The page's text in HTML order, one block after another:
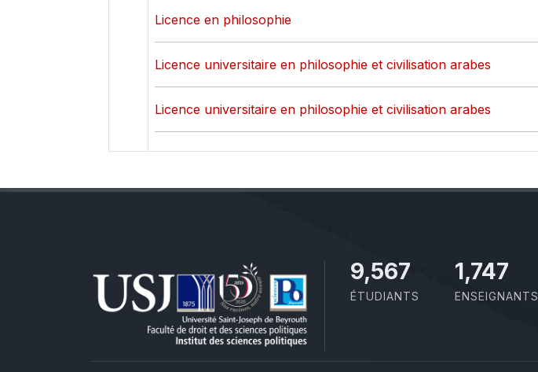
Licence en philosophie
Licence universitaire en philosophie et civilisation arabes
Licence universitaire en philosophie et civilisation arabes
11,110
ÉTUDIANTS
2,029
ENSEIGNANTS